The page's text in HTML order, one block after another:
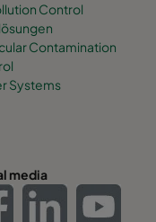
Control
Contamination
Systems
media